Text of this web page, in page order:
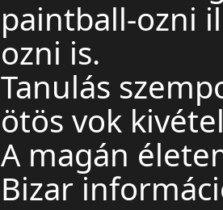
paintball-ozni
ozni is.
Tanulás
ötös vok
A magán
Bizar